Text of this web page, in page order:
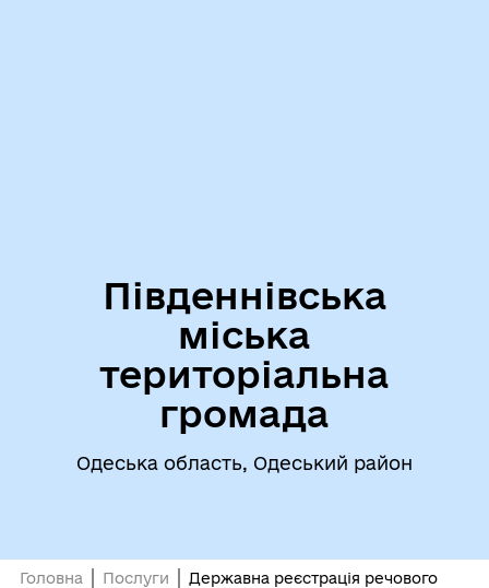
Південнівська
міська
територіальна
громада
Одеська область, Одеський район
Головна Послуги
Державна реєстрація речового